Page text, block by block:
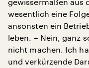
wesentlich eine
ansonsten ein
leben. – Nein, ganz
nicht machen. Ich
und verkürzende